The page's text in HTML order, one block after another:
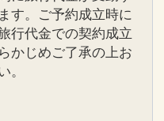
。
ある場合がござ
す。ご予約成立時に
行代金での契約成立
かじめご了承の上お
。